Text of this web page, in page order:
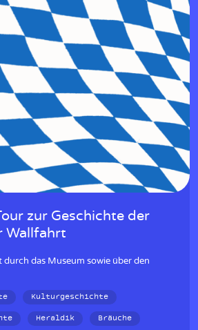
zur Geschichte der
Wallfahrt
das Museum sowie über den
Kulturgeschichte
Heraldik
Bräuche